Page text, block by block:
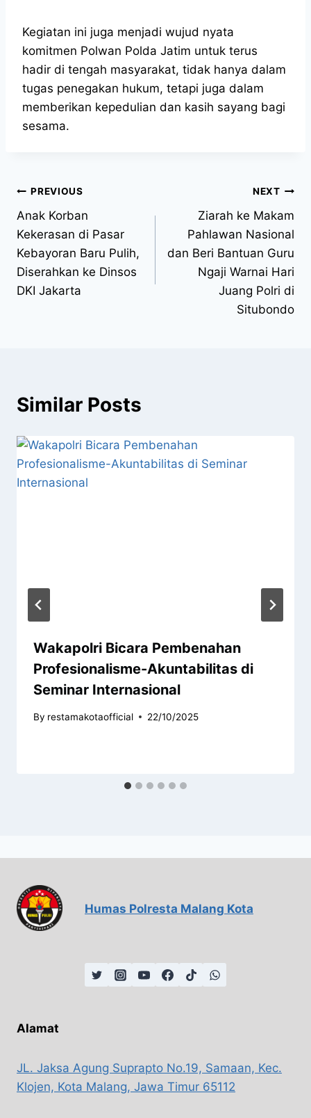
Kegiatan ini juga menjadi wujud nyata
komitmen Polwan Polda Jatim untuk terus
hadir di tengah masyarakat, tidak hanya dalam
tugas penegakan hukum, tetapi juga dalam
memberikan kepedulian dan kasih sayang bagi
sesama.
PREVIOUS
Anak Korban
Kekerasan di Pasar
Kebayoran Baru Pulih,
Diserahkan ke Dinsos
DKI Jakarta
NEXT
Ziarah ke Makam
Pahlawan Nasional
dan Beri Bantuan Guru
Ngaji Warnai Hari
Juang Polri di
Situbondo
Similar Posts
Wakapolri Bicara Pembenahan
Profesionalisme-Akuntabilitas di
Seminar Internasional
By restamakotaofficial 22/10/2025
Humas Polresta Malang Kota
Alamat
JL. Jaksa Agung Suprapto No.19, Samaan, Kec.
Klojen, Kota Malang, Jawa Timur 65112